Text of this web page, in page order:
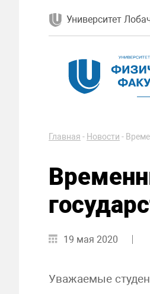
Университет
Главная - Новости -
19 мая 2020
Уважаемые